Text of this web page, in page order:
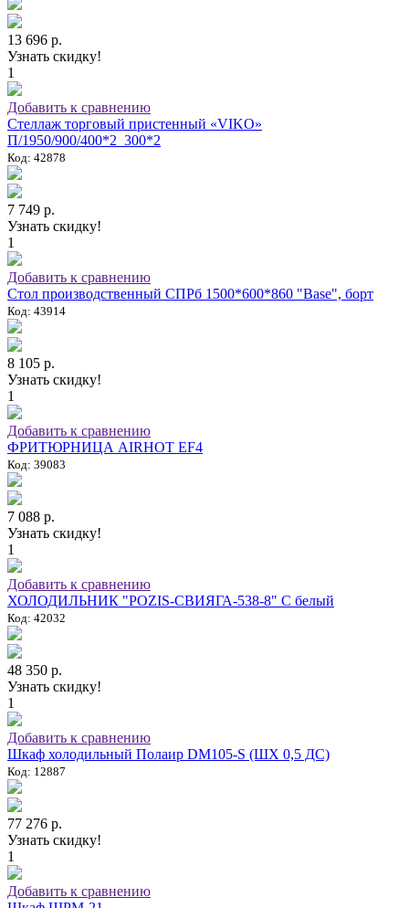
13 696 р.
Узнать скидку!
1
Добавить к сравнению
Стеллаж торговый пристенный «VIKO»
П/1950/900/400*2_300*2
Код: 42878
7 749 р.
Узнать скидку!
1
Добавить к сравнению
Стол производственный СПРб 1500*600*860 "Base", борт
Код: 43914
8 105 р.
Узнать скидку!
1
Добавить к сравнению
ФРИТЮРНИЦА AIRHOT EF4
Код: 39083
7 088 р.
Узнать скидку!
1
Добавить к сравнению
ХОЛОДИЛЬНИК "POZIS-СВИЯГА-538-8" C белый
Код: 42032
48 350 р.
Узнать скидку!
1
Добавить к сравнению
Шкаф холодильный Полаир DM105-S (ШХ 0,5 ДС)
Код: 12887
77 276 р.
Узнать скидку!
1
Добавить к сравнению